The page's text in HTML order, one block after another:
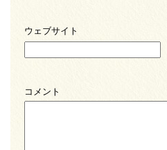
ウェブサイト
コメント